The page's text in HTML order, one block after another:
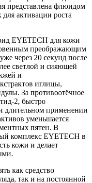
представлена флюидом
активации роста
EYETECH для кожи
преображающим
через 20 секунд после
светлой и сияющей
и
иглицы,
За противоотёчное
2, быстро
длительном применении
уменьшается
пятен. В
комплекс EYETECH в
кожи и делает
как средство
так и на постоянной